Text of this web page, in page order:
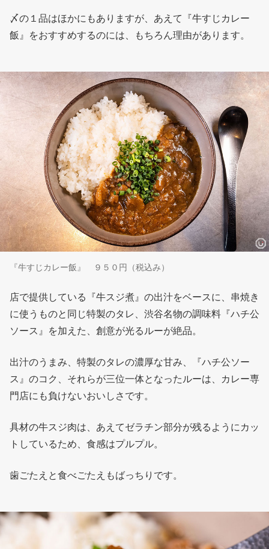
〆の１品はほかにもありますが、あえて『牛すじカレー
飯』をおすすめするのには、もちろん理由があります。
『牛すじカレー飯』 ９５０円（税込み）
店で提供している『牛スジ煮』の出汁をベースに、串焼き
に使うものと同じ特製のタレ、渋谷名物の調味料『ハチ公
ソース』を加えた、創意が光るルーが絶品。
出汁のうまみ、特製のタレの濃厚な甘み、『ハチ公ソー
ス』のコク、それらが三位一体となったルーは、カレー専
門店にも負けないおいしさです。
具材の牛スジ肉は、あえてゼラチン部分が残るようにカッ
トしているため、食感はプルプル。
歯ごたえと食べごたえもばっちりです。